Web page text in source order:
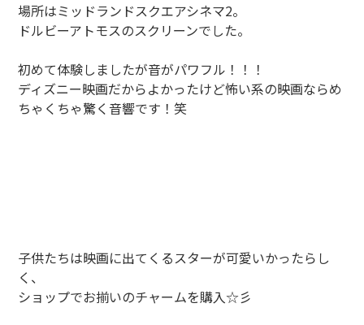
場所はミッドランドスクエアシネマ2。
ドルビーアトモスのスクリーンでした。
初めて体験しましたが音がパワフル！！！
ディズニー映画だからよかったけど怖い系の映画ならめ
ちゃくちゃ驚く音響です！笑
子供たちは映画に出てくるスターが可愛いかったらし
く、
ショップでお揃いのチャームを購入☆彡